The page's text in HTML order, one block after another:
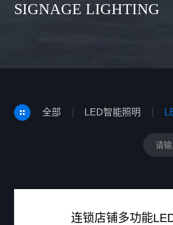
SIGNAGE LIGHTING
全部 LED智能照明
连锁店铺多功能